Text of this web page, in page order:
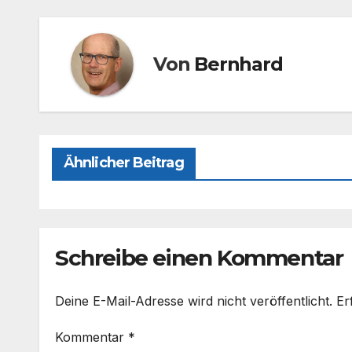
o
k
n
Von Bernhard
Ähnlicher Beitrag
Schreibe einen Kommentar
Deine E-Mail-Adresse wird nicht veröffentlicht.
Kommentar *